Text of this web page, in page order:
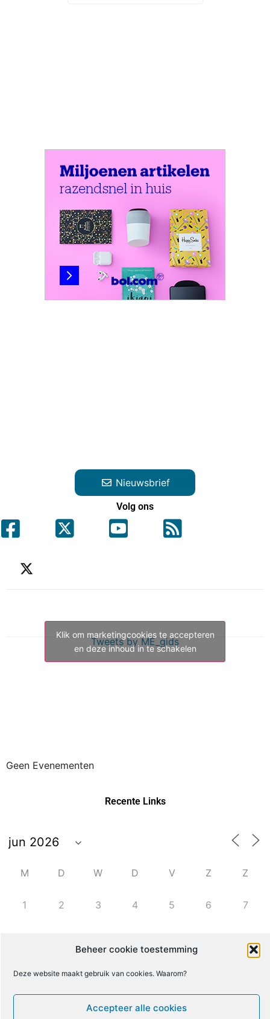
Beheer cookie toestemming
Deze website maakt gebruik van cookies. Waarom?
Accepteer alle cookies
Nieuwsbrief
Volg ons
Tweets by ME_gids
Klik om marketingcookies te accepteren
en deze inhoud in te schakelen
Geen Evenementen
Recente Links
M D W D V Z Z
1 2 3 4 5 6 7
14
15 16 17 18 19
24 25 26